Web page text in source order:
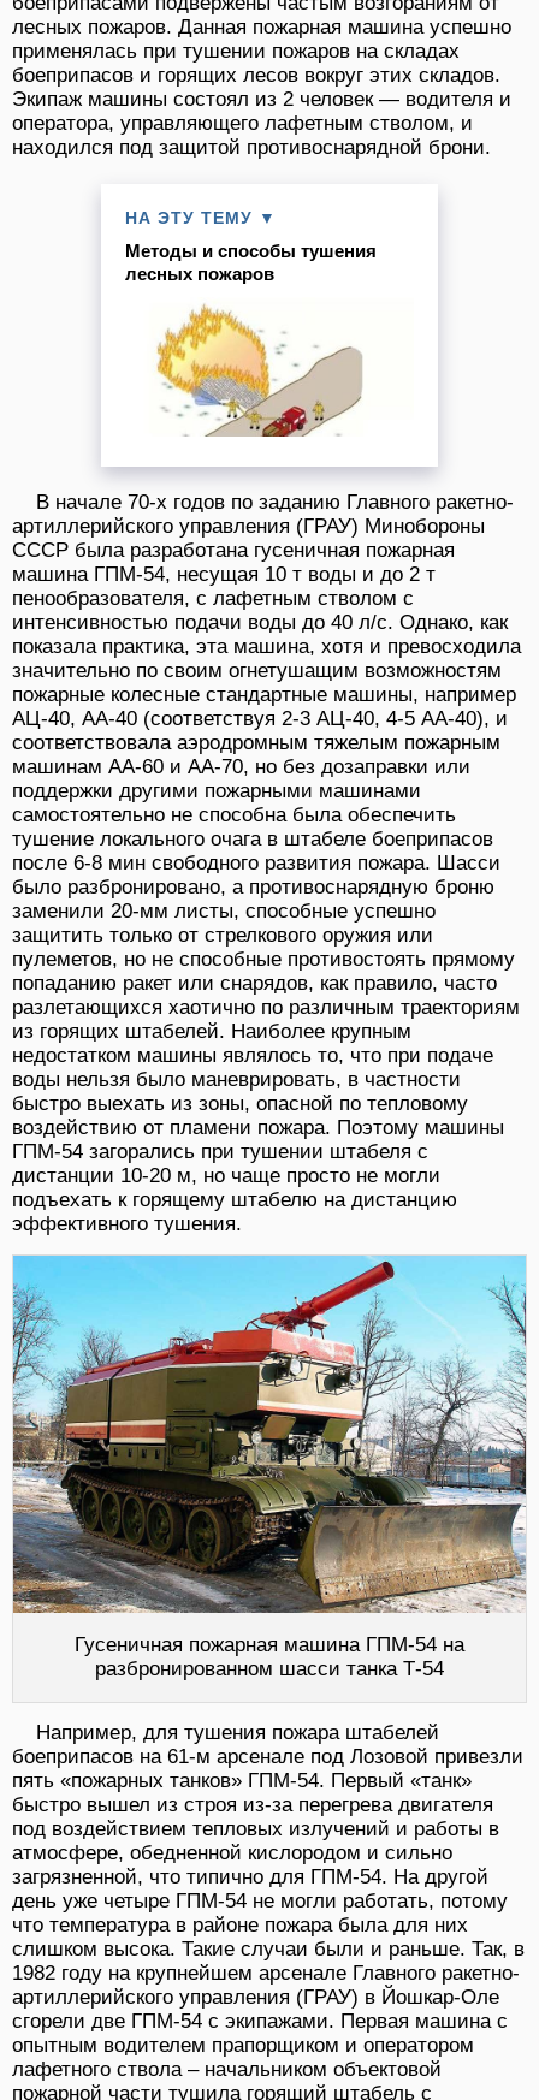
лесных пожаров. Данная пожарная машина успешно
применялась при тушении пожаров на складах
боеприпасов и горящих лесов вокруг этих складов.
Экипаж машины состоял из 2 человек — водителя и
оператора, управляющего лафетным стволом, и
находился под защитой противоснарядной брони.
НА ЭТУ ТЕМУ ▼
Методы и способы тушения
лесных пожаров
В начале 70-х годов по заданию Главного ракетно-
артиллерийского управления (ГРАУ) Минобороны
СССР была разработана гусеничная пожарная
машина ГПМ-54, несущая 10 т воды и до 2 т
пенообразователя, с лафетным стволом с
интенсивностью подачи воды до 40 л/с. Однако, как
показала практика, эта машина, хотя и превосходила
значительно по своим огнетушащим возможностям
пожарные колесные стандартные машины, например
АЦ-40, АА-40 (соответствуя 2-3 АЦ-40, 4-5 АА-40), и
соответствовала аэродромным тяжелым пожарным
машинам АА-60 и АА-70, но без дозаправки или
поддержки другими пожарными машинами
самостоятельно не способна была обеспечить
тушение локального очага в штабеле боеприпасов
после 6-8 мин свободного развития пожара. Шасси
было разбронировано, а противоснарядную броню
заменили 20-мм листы, способные успешно
защитить только от стрелкового оружия или
пулеметов, но не способные противостоять прямому
попаданию ракет или снарядов, как правило, часто
разлетающихся хаотично по различным траекториям
из горящих штабелей. Наиболее крупным
недостатком машины являлось то, что при подаче
воды нельзя было маневрировать, в частности
быстро выехать из зоны, опасной по тепловому
воздействию от пламени пожара. Поэтому машины
ГПМ-54 загорались при тушении штабеля с
дистанции 10-20 м, но чаще просто не могли
подъехать к горящему штабелю на дистанцию
эффективного тушения.
Гусеничная пожарная машина ГПМ-54 на
разбронированном шасси танка Т-54
Например, для тушения пожара штабелей
боеприпасов на 61-м арсенале под Лозовой привезли
пять «пожарных танков» ГПМ-54. Первый «танк»
быстро вышел из строя из-за перегрева двигателя
под воздействием тепловых излучений и работы в
атмосфере, обедненной кислородом и сильно
загрязненной, что типично для ГПМ-54. На другой
день уже четыре ГПМ-54 не могли работать, потому
что температура в районе пожара была для них
слишком высока. Такие случаи были и раньше. Так, в
1982 году на крупнейшем арсенале Главного ракетно-
артиллерийского управления (ГРАУ) в Йошкар-Оле
сгорели две ГПМ-54 с экипажами. Первая машина с
опытным водителем прапорщиком и оператором
лафетного ствола – начальником объектовой
пожарной части тушила горящий штабель с